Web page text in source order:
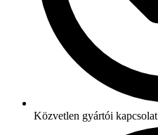
Közvetlen gyártói kapcsolat